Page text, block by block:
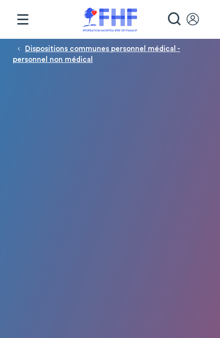
Fil d'Ariane
Dispositions communes personnel médical -
personnel non médical
Panneau de gestion des cookies